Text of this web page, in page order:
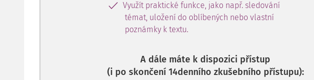
Využít praktické funkce, jako např. sledování
témat, uložení do oblíbených nebo vlastní
poznámky k textu.
A dále máte k dispozici přístup
(i po skončení 14denního zkušebního přístupu):